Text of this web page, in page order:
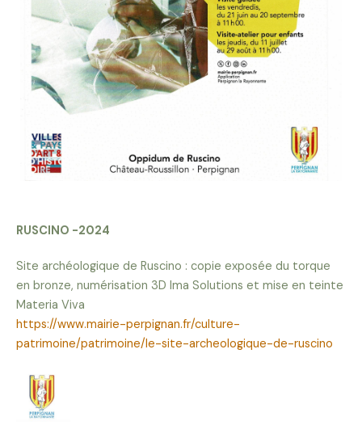
RUSCINO -2024
Site archéologique de Ruscino : copie exposée du torque
en bronze, numérisation 3D Ima Solutions et mise en teinte
Materia Viva
https://www.mairie-perpignan.fr/culture-
patrimoine/patrimoine/le-site-archeologique-de-ruscino